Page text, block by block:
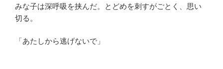
みな子は深呼吸を挟んだ。とどめを刺すがごとく、思い
切る。
「あたしから逃げないで」